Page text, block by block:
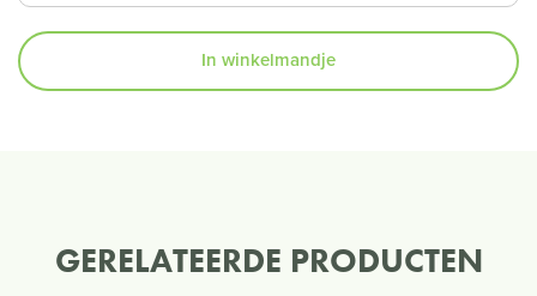
In winkelmandje
GERELATEERDE PRODUCTEN